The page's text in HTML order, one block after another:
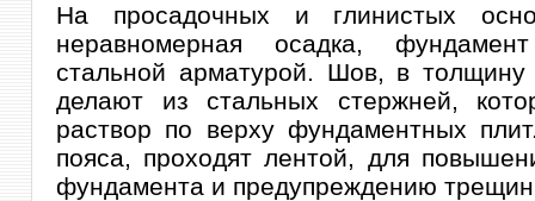
На просадочных и глинистых
неравномерная осадка,
стальной арматурой. Шов, в
делают из стальных стержней,
раствор по верху фундаментных
пояса, проходят лентой, для
фундамента и предупреждению